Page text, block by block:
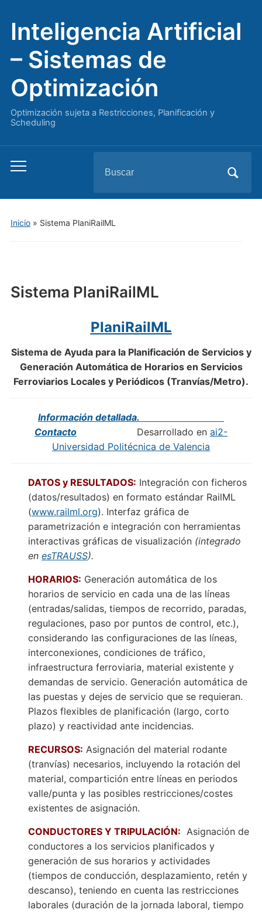
Inteligencia Artificial
– Sistemas de
Optimización
Optimización sujeta a Restricciones, Planificación y
Scheduling
Alternar
menú
móvil
Inicio» Sistema PlaniRailML
Sistema PlaniRailML
PlaniRailML
Sistema de Ayuda para la Planificación de Servicios y
Generación Automática de Horarios en Servicios
Ferroviarios Locales y Periódicos (Tranvías/Metro).
Información detallada.
Contacto
Desarrollado en ai2-
Universidad Politécnica de Valencia
DATOS y RESULTADOS: Integración con ficheros
(datos/resultados) en formato estándar RailML
(www.railml.org). Interfaz gráfica de
parametrización e integración con herramientas
interactivas gráficas de visualización (integrado
en esTRAUSS).
HORARIOS: Generación automática de los
horarios de servicio en cada una de las líneas
(entradas/salidas, tiempos de recorrido, paradas,
regulaciones, paso por puntos de control, etc.),
considerando las configuraciones de las líneas,
interconexiones, condiciones de tráfico,
infraestructura ferroviaria, material existente y
demandas de servicio. Generación automática de
las puestas y dejes de servicio que se requieran.
Plazos flexibles de planificación (largo, corto
plazo) y reactividad ante incidencias.
RECURSOS: Asignación del material rodante
(tranvías) necesarios, incluyendo la rotación del
material, compartición entre líneas en periodos
valle/punta y las posibles restricciones/costes
existentes de asignación.
CONDUCTORES Y TRIPULACIÓN: Asignación de
conductores a los servicios planificados y
generación de sus horarios y actividades
(tiempos de conducción, desplazamiento, retén y
descanso), teniendo en cuenta las restricciones
laborales (duración de la jornada laboral, tiempo